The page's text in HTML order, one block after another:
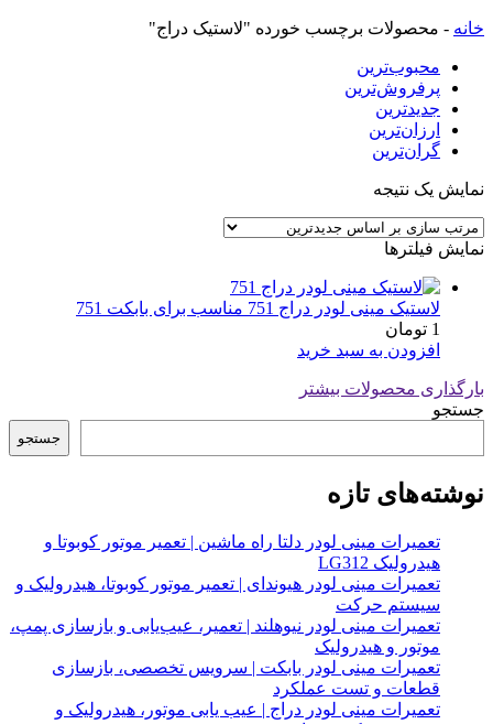
خانه - محصولات برچسب خورده "لاستیک دراج"
محبوب‌ترین
پرفروش‌ترین
جدیدترین
ارزان‌ترین
گران‌ترین
نمایش یک نتیجه
نمایش فیلترها
لاستیک مینی لودر دراج 751 مناسب برای بابکت 751
1 تومان
افزودن به سبد خرید
بارگذاری محصولات بیشتر
جستجو
جستجو
نوشته‌های تازه
تعمیرات مینی لودر دلتا راه ماشین | تعمیر موتور کوبوتا و
هیدرولیک LG312
تعمیرات مینی لودر هیوندای | تعمیر موتور کوبوتا، هیدرولیک و
سیستم حرکت
تعمیرات مینی لودر نیوهلند | تعمیر، عیب‌یابی و بازسازی پمپ،
موتور و هیدرولیک
تعمیرات مینی لودر بابکت | سرویس تخصصی، بازسازی
قطعات و تست عملکرد
تعمیرات مینی لودر دراج | عیب یابی موتور، هیدرولیک و